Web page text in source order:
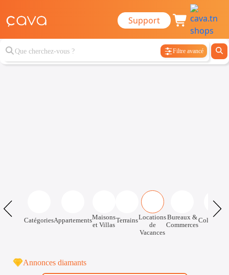
Support
Filtre avancé
CatégoriesAppartementsMaisons
et Villas
TerrainsLocations
de
Vacances
Bureaux &
Commerces
Annonces diamants